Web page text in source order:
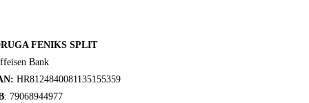
FENIKS SPLIT
Bank
HR8124840081135155359
: 79068944977